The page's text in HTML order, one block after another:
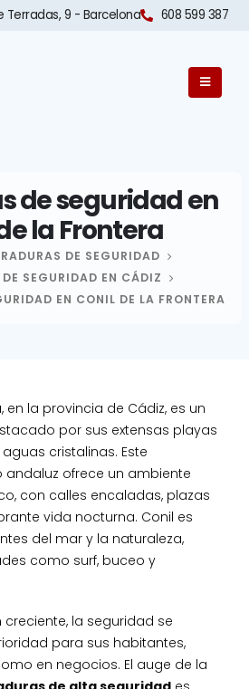
Terradas, 9 - Barcelona​ 608 599 387
de seguridad en
la Frontera
DE SEGURIDAD
SEGURIDAD EN CÁDIZ
EN CONIL DE LA FRONTERA
en la provincia de Cádiz, es un
por sus extensas playas
cristalinas. Este
ofrece un ambiente
con calles encaladas, plazas
vida nocturna. Conil es
del mar y la naturaleza,
como surf, buceo y
la seguridad se
para sus habitantes,
en negocios. El auge de la